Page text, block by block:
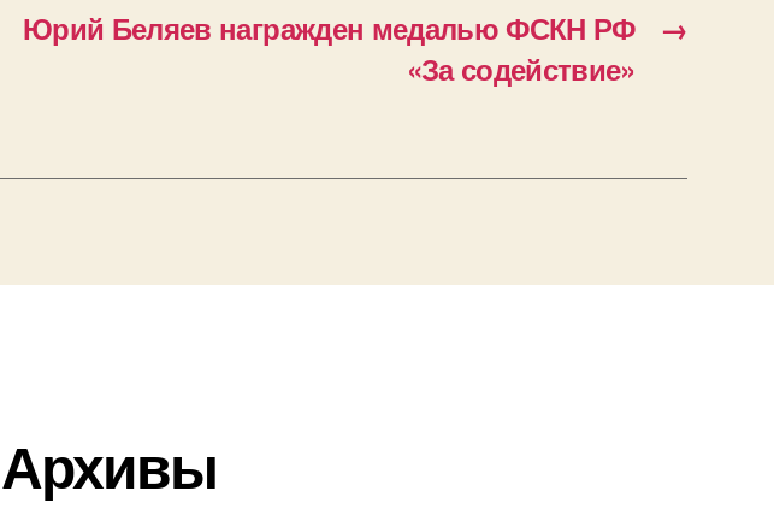
→
Юрий Беляев награжден медалью ФСКН РФ
«За содействие»
Архивы